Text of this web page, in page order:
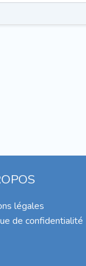
légales
de confidentialité